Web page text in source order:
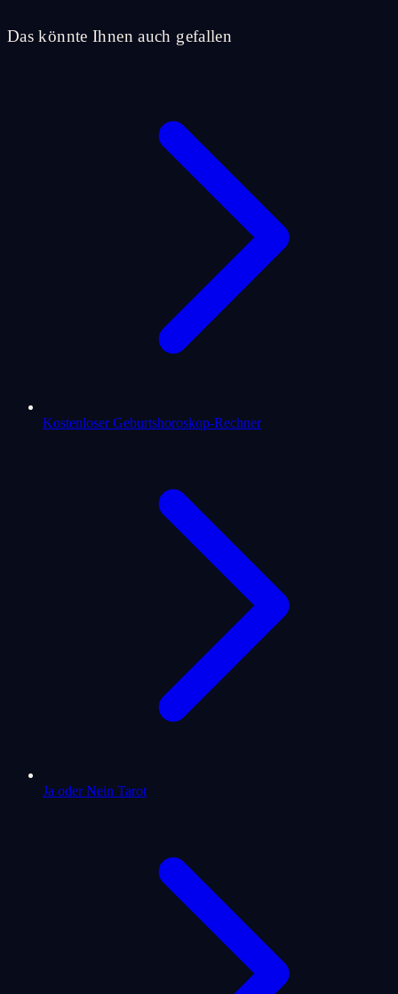
Das könnte Ihnen auch gefallen
Kostenloser Geburtshoroskop-Rechner
Ja oder Nein Tarot